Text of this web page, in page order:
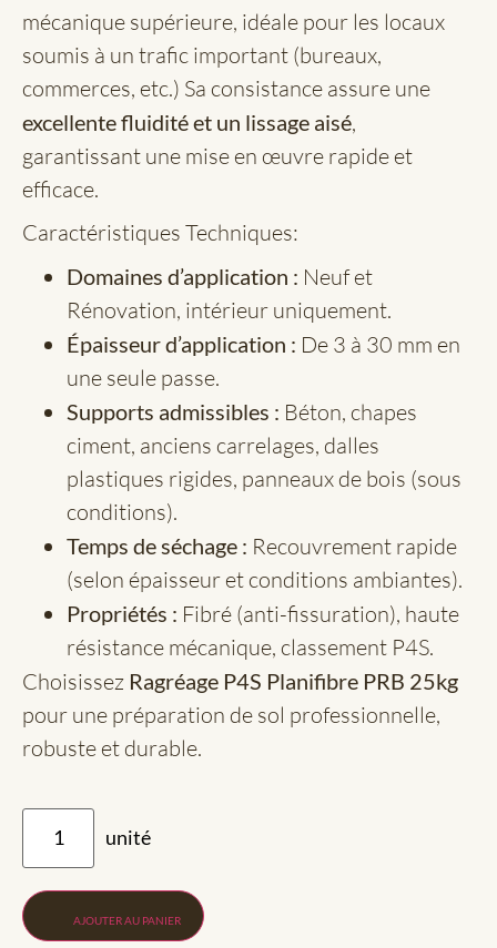
mécanique supérieure, idéale pour les locaux
soumis à un trafic important (bureaux,
commerces, etc.) Sa consistance assure une
excellente fluidité et un lissage aisé,
garantissant une mise en œuvre rapide et
efficace.
Caractéristiques Techniques:
Domaines d’application : Neuf et
Rénovation, intérieur uniquement.
Épaisseur d’application : De 3 à 30 mm en
une seule passe.
Supports admissibles : Béton, chapes
ciment, anciens carrelages, dalles
plastiques rigides, panneaux de bois (sous
conditions).
Temps de séchage : Recouvrement rapide
(selon épaisseur et conditions ambiantes).
Propriétés : Fibré (anti-fissuration), haute
résistance mécanique, classement P4S.
Choisissez Ragréage P4S Planifibre PRB 25kg
pour une préparation de sol professionnelle,
robuste et durable.
AJOUTER AU PANIER